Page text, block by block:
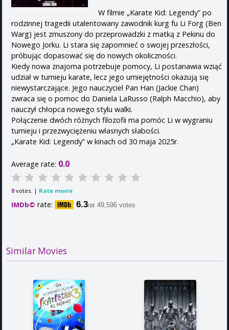
W filmie „Karate Kid: Legendy” po
rodzinnej tragedii utalentowany zawodnik kurg fu Li Forg (Ben
Warg) jest zmuszony do przeprowadzki z matką z Pekinu do
Nowego Jorku. Li stara się zapomnieć o swojej przeszłości,
próbując dopasować się do nowych okoliczności.
Kiedy nowa znajoma potrzebuje pomocy, Li postanawia wziąć
udział w turnieju karate, lecz jego umiejętności okazują się
niewystarczające. Jego nauczyciel Pan Han (Jackie Chan)
zwraca się o pomoc do Daniela LaRusso (Ralph Macchio), aby
nauczył chłopca nowego stylu walki.
Połączenie dwóch różnych filozofii ma pomóc Li w wygraniu
turnieju i przezwyciężeniu własnych słabości.
„Karate Kid: Legendy” w kinach od 30 maja 2025r.
Average rate: 0.0
0 votes. | Rate movie
IMDb© rate: 6.3/10 49,596 votes
Similar Movies